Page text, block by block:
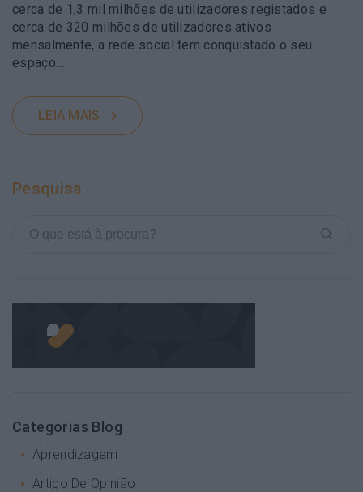
cerca de 1,3 mil milhões de utilizadores registados e
cerca de 320 milhões de utilizadores ativos
mensalmente, a rede social tem conquistado o seu
espaço…
LEIA MAIS
Pesquisa
Categorias Blog
Aprendizagem
Artigo De Opinião